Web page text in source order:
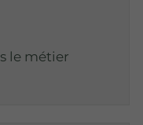
le métier